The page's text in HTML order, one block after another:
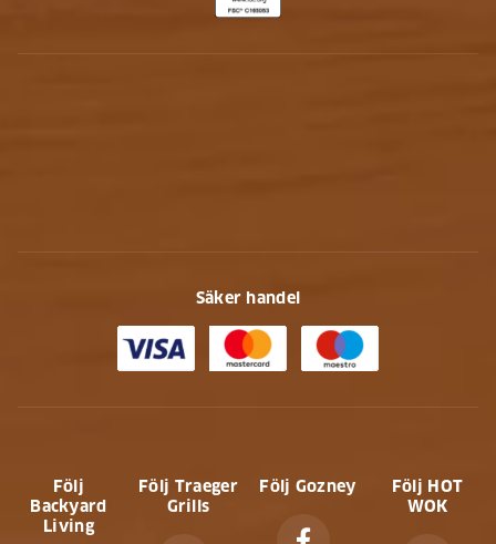
Säker handel
Följ
Backyard
Living
Följ Traeger
Grills
Följ Gozney
Följ HOT
WOK